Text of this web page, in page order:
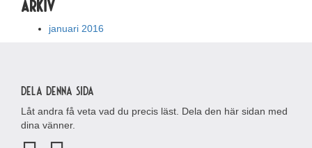
Arkiv
januari 2016
Dela denna sida
Låt andra få veta vad du precis läst. Dela den här sidan med
dina vänner.